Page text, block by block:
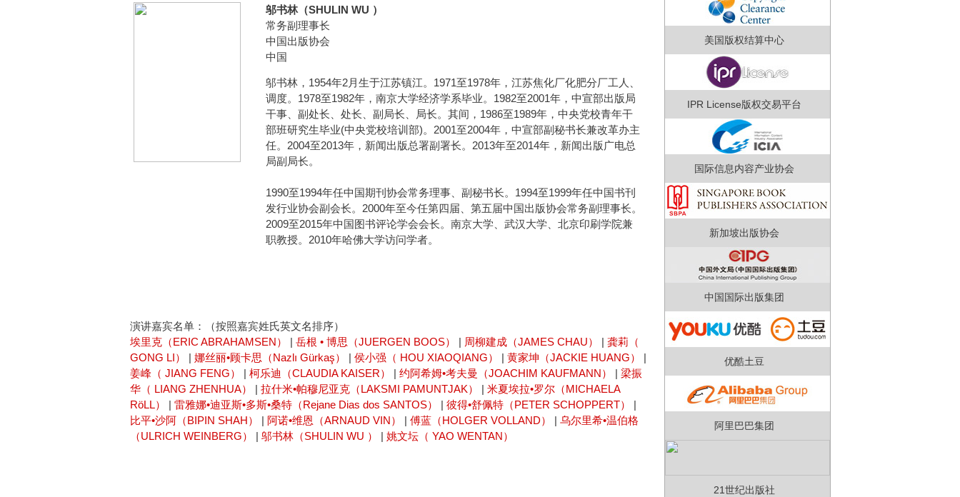
邬书林（SHULIN WU ）
常务副理事长
中国出版协会
中国
邬书林，1954年2月生于江苏镇江。1971至1978年，江苏焦化厂化肥分厂工人、
调度。1978至1982年，南京大学经济学系毕业。1982至2001年，中宣部出版局
干事、副处长、处长、副局长、局长。其间，1986至1989年，中央党校青年干
部班研究生毕业(中央党校培训部)。2001至2004年，中宣部副秘书长兼改革办主
任。2004至2013年，新闻出版总署副署长。2013年至2014年，新闻出版广电总
局副局长。
1990至1994年任中国期刊协会常务理事、副秘书长。1994至1999年任中国书刊
发行业协会副会长。2000年至今任第四届、第五届中国出版协会常务副理事长。
2009至2015年中国图书评论学会会长。南京大学、武汉大学、北京印刷学院兼
职教授。2010年哈佛大学访问学者。
演讲嘉宾名单：（按照嘉宾姓氏英文名排序）
埃里克（ERIC ABRAHAMSEN）
| 岳根 • 博思（JUERGEN BOOS） | 周柳建成（JAMES CHAU） | 龚莉（
GONG LI）
| 娜丝丽•顾卡思（Nazlı Gürkaş） | 侯小强（ HOU XIAOQIANG） | 黄家坤（JACKIE HUANG）
|
姜峰（ JIANG FENG）
| 柯乐迪（CLAUDIA KAISER） | 约阿希姆•考夫曼（JOACHIM KAUFMANN） | 梁振
华（ LIANG ZHENHUA）
| 拉什米•帕穆尼亚克（LAKSMI PAMUNTJAK） | 米夏埃拉•罗尔（MICHAELA
RöLL）
| 雷雅娜•迪亚斯•多斯•桑特（Rejane Dias dos SANTOS） | 彼得•舒佩特（PETER SCHOPPERT）
|
比平•沙阿（BIPIN SHAH）
| 阿诺•维恩（ARNAUD VIN） | 傅蓝（HOLGER VOLLAND） | 乌尔里希•温伯格
（ULRICH WEINBERG）
| 邬书林（SHULIN WU ） | 姚文坛（ YAO WENTAN）
美国版权结算中心
IPR License版权交易平台
国际信息内容产业协会
新加坡出版协会
中国国际出版集团
优酷土豆
阿里巴巴集团
21世纪出版社